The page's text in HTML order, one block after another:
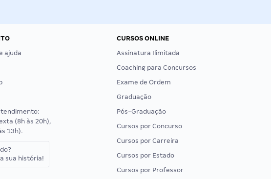
ajuda
(8h às 20h),
13h).
sua história!
CURSOS ONLINE
Assinatura Ilimitada
Coaching para Concursos
Exame de Ordem
Graduação
Pós-Graduação
Cursos por Concurso
Cursos por Carreira
Cursos por Estado
Cursos por Professor